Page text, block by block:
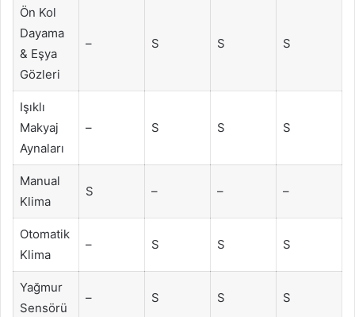
Ön Kol
Dayama
& Eşya
Gözleri
– S S S
Işıklı
Makyaj
Aynaları
– S S S
Manual
Klima
S – – –
Otomatik
Klima
– S S S
Yağmur
Sensörü
– S S S